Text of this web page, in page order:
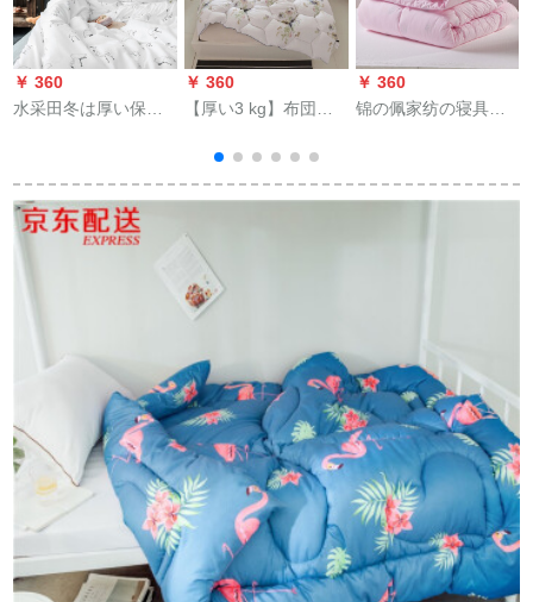
￥ 360
水采田冬は厚い保温
とする学生寮シング
リルによってダル繊
维に柔软な肌着水晶
￥ 360
【厚い3 kg】布団は
から温めます。羽毛
布団は宇宙で冬花舞
に3 kgです。
￥ 360
锦の佩家纺の寝具布
に至臻のオーストリ